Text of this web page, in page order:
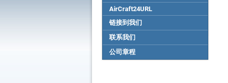
AirCraft24URL
链接到我们
联系我们
公司章程